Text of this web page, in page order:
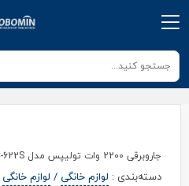
جاروبرقی 2200 وات تولیپس مدل VC-622S
دسته‌بندی : لوازم خانگی / لوازم خانگی